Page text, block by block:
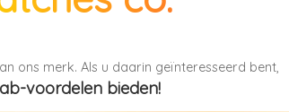
ons merk. Als u daarin geïnteresseerd bent,
voordelen bieden!